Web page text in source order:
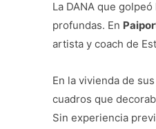
La DANA que
profundas. En
artista y coach de
En la vivienda de
cuadros que
Sin experiencia